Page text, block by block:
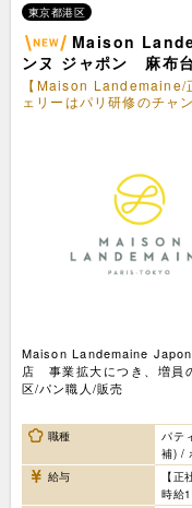
東京都港区
Maison
ンヌ ジャポン 麻布
【Maison Landemaine/
ェリーはパリ研修のチャ
Maison Landemaine
店 事業拡大につき、増員
区/パン職人/販売
職種
パテ
補) /
給与
【
時給